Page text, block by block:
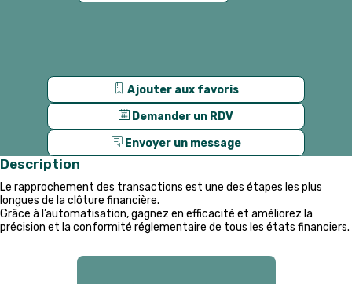
Ajouter aux favoris
Demander un RDV
Envoyer un message
Description
Le rapprochement des transactions est une des étapes les plus
longues de la clôture financière.
Grâce à l’automatisation, gagnez en efficacité et améliorez la
précision et la conformité réglementaire de tous les états financiers.